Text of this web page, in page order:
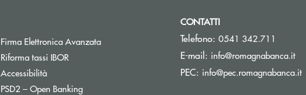
Firma Elettronica AvanzataApre una nuova finestra
Riforma tassi IBORApre una nuova finestra
AccessibilitàApre una nuova finestra
PSD2 – Open BankingApre una nuova finestra
CONTATTI
Telefono: 0541 342.711
E-mail: info@romagnabanca.it
PEC: info@pec.romagnabanca.it